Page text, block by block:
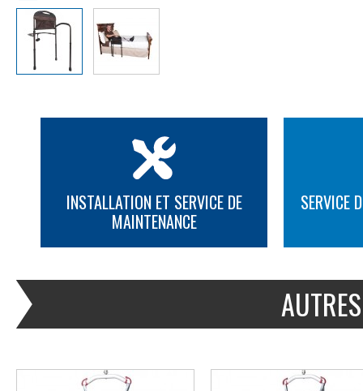
INSTALLATION ET SERVICE DE
MAINTENANCE
SERVICE
PLUS D'INFORMATION PLUS D'INFORMATION